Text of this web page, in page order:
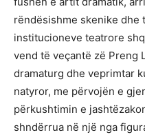
rëndësishme skenike dhe
institucioneve teatrore
vend të veçantë zë Preng
dramaturg dhe veprimtar
natyror, me përvojën e
përkushtimin e
shndërrua në një nga